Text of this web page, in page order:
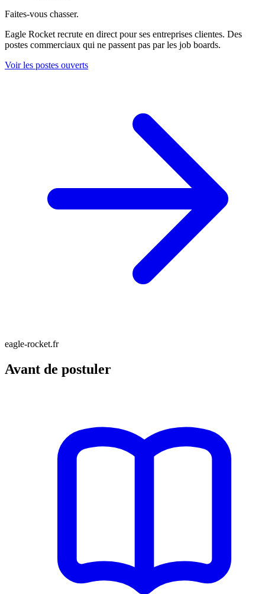
Faites-vous chasser.
Eagle Rocket recrute en direct pour ses entreprises clientes. Des
postes commerciaux qui ne passent pas par les job boards.
Voir les postes ouverts
eagle-rocket.fr
Avant de postuler